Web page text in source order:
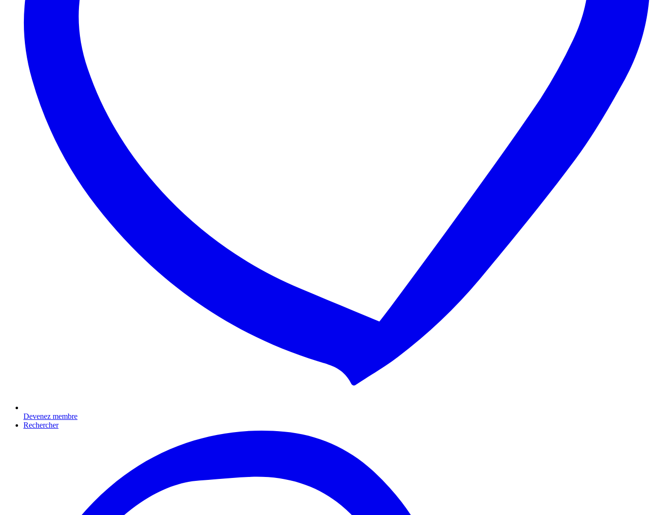
Devenez membre
Rechercher